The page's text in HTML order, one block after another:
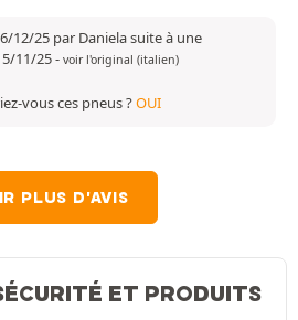
12/25 par Daniela suite à une
11/25- voir l'original (italien)
vous ces pneus ?OUI
PLUS D'AVIS
ET PRODUITS